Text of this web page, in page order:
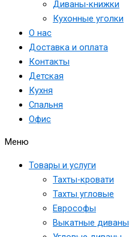
Диваны-книжки
Кухонные уголки
О нас
Доставка и оплата
Контакты
Детская
Кухня
Спальня
Офис
Меню
Товары и услуги
Тахты-кровати
Тахты угловые
Еврософы
Выкатные диваны